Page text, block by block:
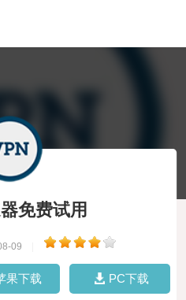
免费试用
09
果下载 PC下载